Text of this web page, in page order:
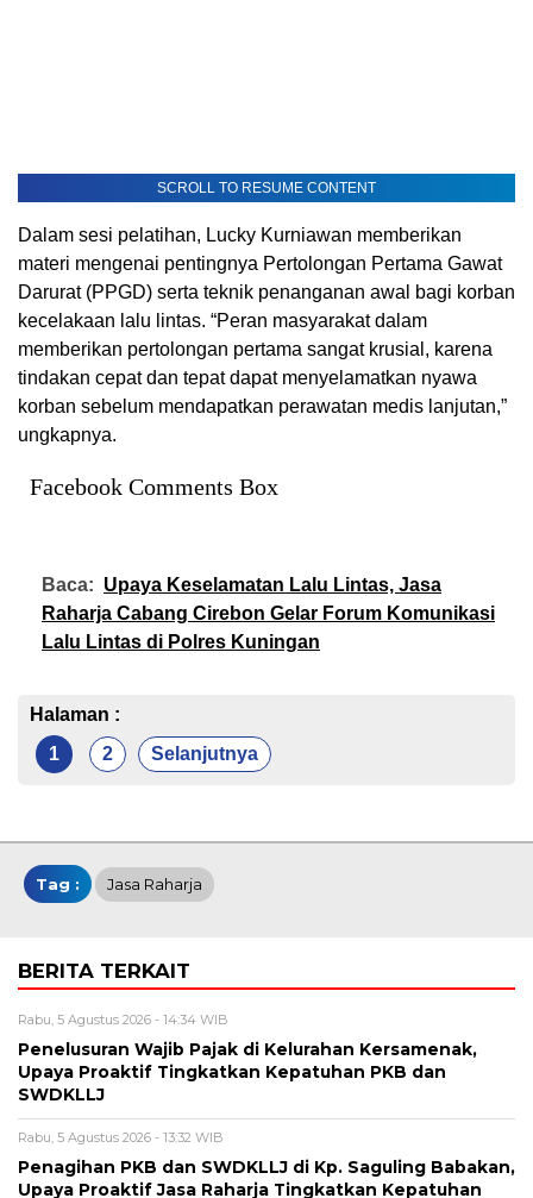
SCROLL TO RESUME CONTENT
Dalam sesi pelatihan, Lucky Kurniawan memberikan
materi mengenai pentingnya Pertolongan Pertama Gawat
Darurat (PPGD) serta teknik penanganan awal bagi korban
kecelakaan lalu lintas. “Peran masyarakat dalam
memberikan pertolongan pertama sangat krusial, karena
tindakan cepat dan tepat dapat menyelamatkan nyawa
korban sebelum mendapatkan perawatan medis lanjutan,”
ungkapnya.
Facebook Comments Box
Baca: Upaya Keselamatan Lalu Lintas, Jasa
Raharja Cabang Cirebon Gelar Forum Komunikasi
Lalu Lintas di Polres Kuningan
Halaman :
1
2 Selanjutnya
Tag : Jasa Raharja
BERITA TERKAIT
Rabu, 5 Agustus 2026 - 14:34 WIB
Penelusuran Wajib Pajak di Kelurahan Kersamenak,
Upaya Proaktif Tingkatkan Kepatuhan PKB dan
SWDKLLJ
Rabu, 5 Agustus 2026 - 13:32 WIB
Penagihan PKB dan SWDKLLJ di Kp. Saguling Babakan,
Upaya Proaktif Jasa Raharja Tingkatkan Kepatuhan